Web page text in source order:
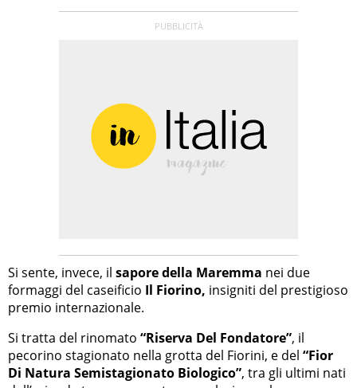
Si sente, invece, il sapore della Maremma nei due
formaggi del caseificio Il Fiorino, insigniti del prestigioso
premio internazionale.
Si tratta del rinomato “Riserva Del Fondatore”, il
pecorino stagionato nella grotta del Fiorini, e del “Fior
Di Natura Semistagionato Biologico”, tra gli ultimi nati